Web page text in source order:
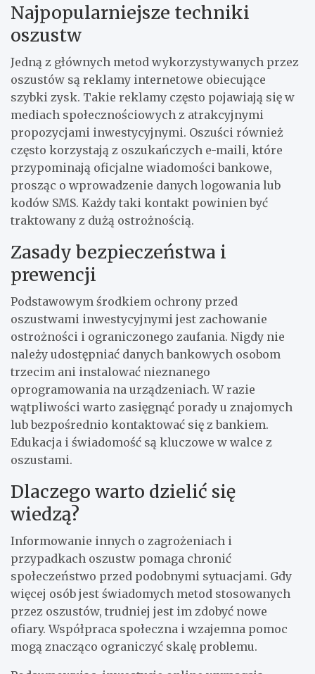
Najpopularniejsze techniki
oszustw
Jedną z głównych metod wykorzystywanych przez
oszustów są reklamy internetowe obiecujące
szybki zysk. Takie reklamy często pojawiają się w
mediach społecznościowych z atrakcyjnymi
propozycjami inwestycyjnymi. Oszuści również
często korzystają z oszukańczych e-maili, które
przypominają oficjalne wiadomości bankowe,
prosząc o wprowadzenie danych logowania lub
kodów SMS. Każdy taki kontakt powinien być
traktowany z dużą ostrożnością.
Zasady bezpieczeństwa i
prewencji
Podstawowym środkiem ochrony przed
oszustwami inwestycyjnymi jest zachowanie
ostrożności i ograniczonego zaufania. Nigdy nie
należy udostępniać danych bankowych osobom
trzecim ani instalować nieznanego
oprogramowania na urządzeniach. W razie
wątpliwości warto zasięgnąć porady u znajomych
lub bezpośrednio kontaktować się z bankiem.
Edukacja i świadomość są kluczowe w walce z
oszustami.
Dlaczego warto dzielić się
wiedzą?
Informowanie innych o zagrożeniach i
przypadkach oszustw pomaga chronić
społeczeństwo przed podobnymi sytuacjami. Gdy
więcej osób jest świadomych metod stosowanych
przez oszustów, trudniej jest im zdobyć nowe
ofiary. Współpraca społeczna i wzajemna pomoc
mogą znacząco ograniczyć skalę problemu.